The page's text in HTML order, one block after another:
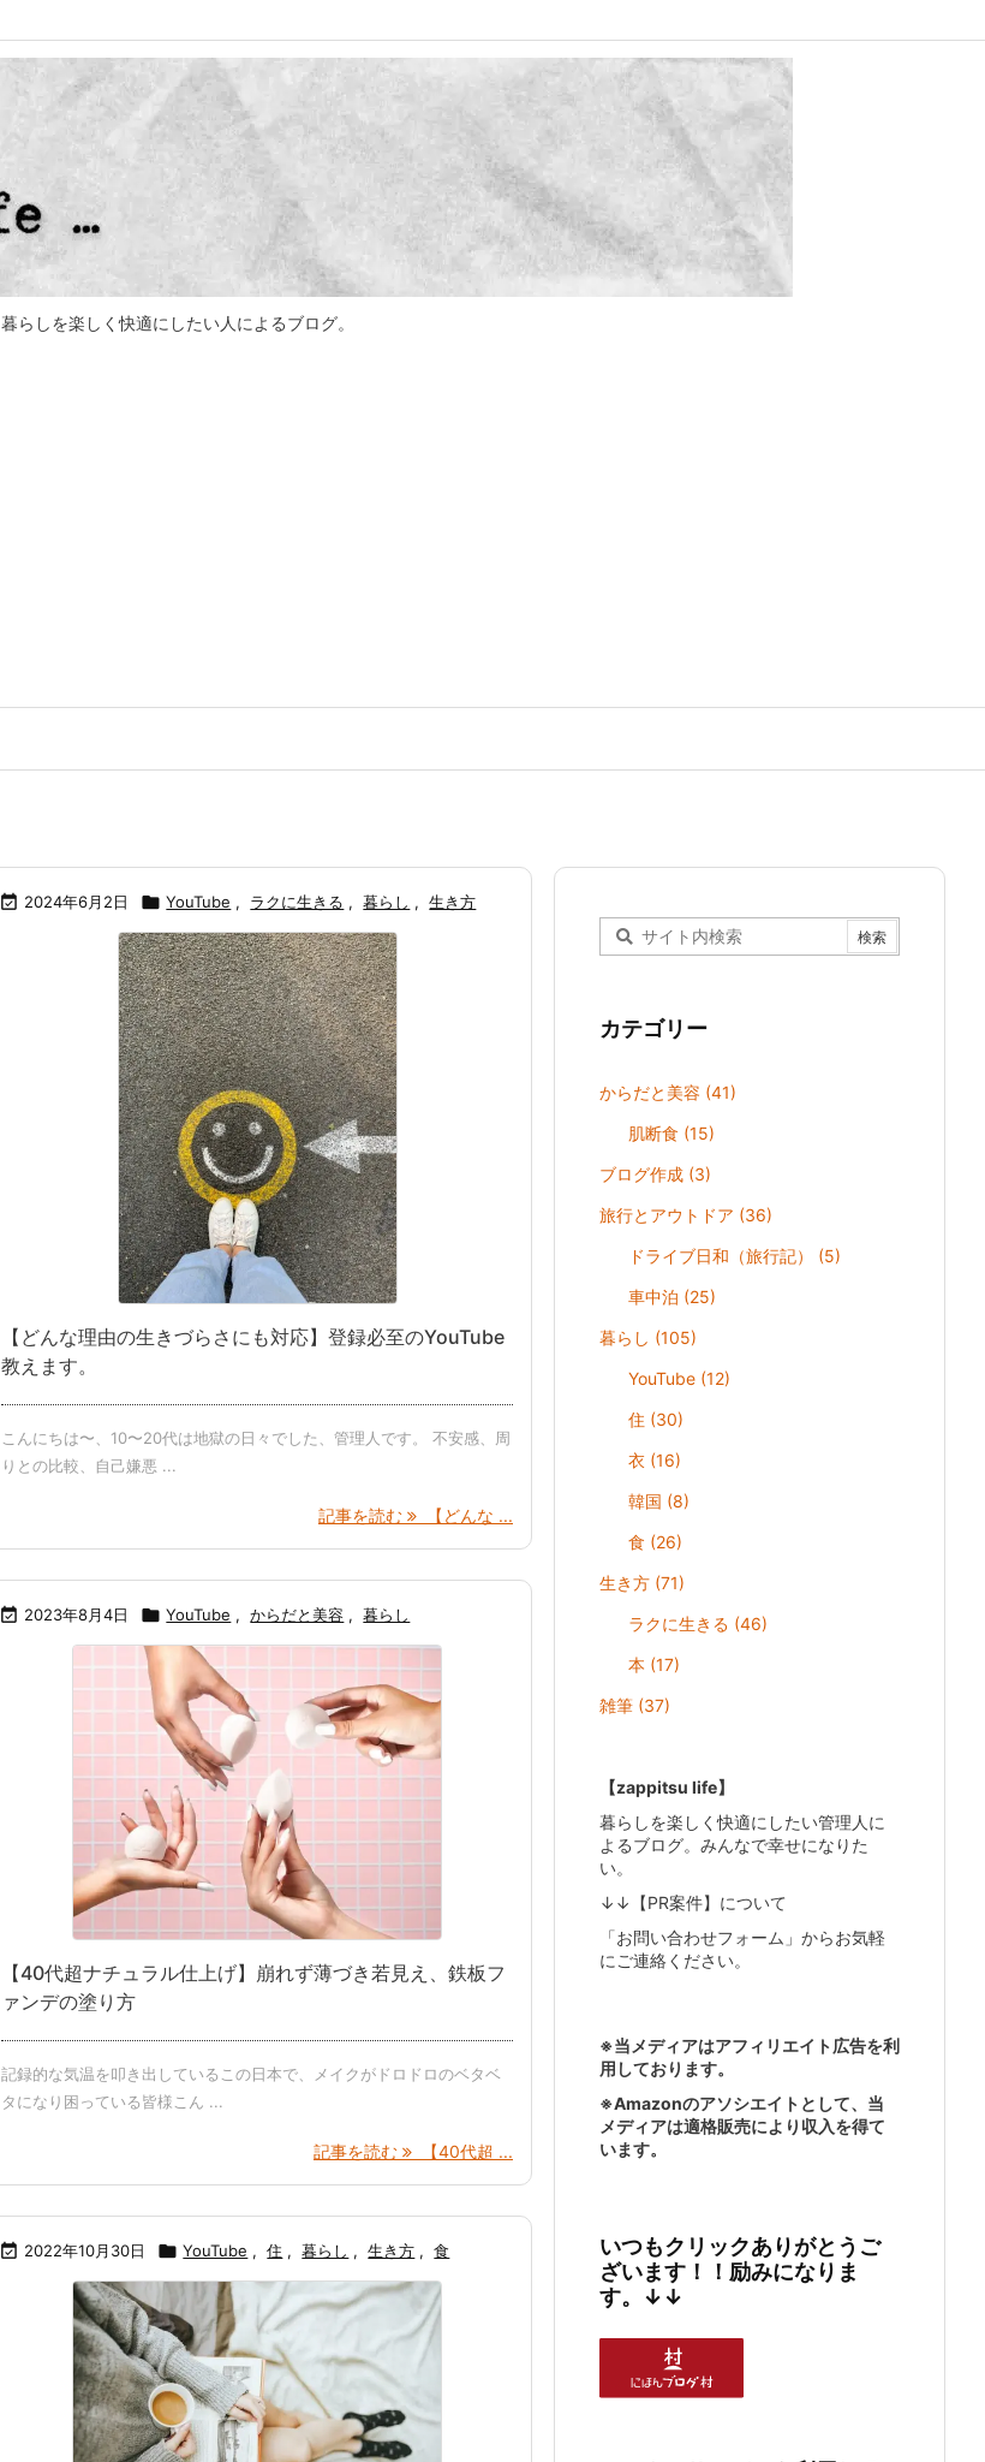
暮らしを楽しく快適にしたい人によるブログ。
 2024年6月2日  YouTube , ラクに生きる , 暮らし , 生き方
【どんな理由の生きづらさにも対応】登録必至のYouTube
教えます。
こんにちは〜、10〜20代は地獄の日々でした、管理人です。 不安感、周
りとの比較、自己嫌悪 ...
記事を読む 【どんな ...
 2023年8月4日  YouTube , からだと美容 , 暮らし
【40代超ナチュラル仕上げ】崩れず薄づき若見え、鉄板フ
ァンデの塗り方
記録的な気温を叩き出しているこの日本で、メイクがドロドロのベタベ
タになり困っている皆様こん ...
記事を読む 【40代超 ...
 2022年10月30日  YouTube , 住 , 暮らし , 生き方 , 食
カテゴリー
からだと美容 (41)
肌断食 (15)
ブログ作成 (3)
旅行とアウトドア (36)
ドライブ日和（旅行記） (5)
車中泊 (25)
暮らし (105)
YouTube (12)
住 (30)
衣 (16)
韓国 (8)
食 (26)
生き方 (71)
ラクに生きる (46)
本 (17)
雑筆 (37)
【zappitsu life】
暮らしを楽しく快適にしたい管理人に
よるブログ。みんなで幸せになりた
い。
↓↓【PR案件】について
「お問い合わせフォーム」からお気軽
にご連絡ください。
※当メディアはアフィリエイト広告を利
用しております。
※Amazonのアソシエイトとして、当
メディアは適格販売により収入を得て
います。
いつもクリックありがとうご
ざいます！！励みになりま
す。↓↓